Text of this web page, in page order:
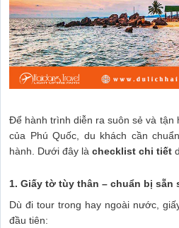
Để hành trình diễn ra suôn sẻ và
của Phú Quốc, du khách cần
hành. Dưới đây là checklist chi tiết
1. Giấy tờ tùy thân – chuẩn bị sẵn
Dù đi tour trong hay ngoài nước,
đầu tiên: